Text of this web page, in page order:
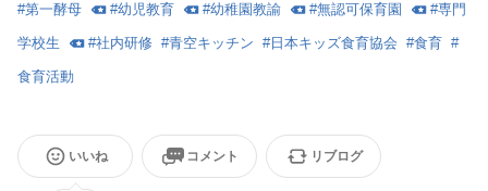
#第一酵母 #幼児教育 #幼稚園教諭 #無認可保育園 #専門
学校生 #社内研修 #青空キッチン #日本キッズ食育協会 #食育 #
食育活動
いいね コメント リブログ